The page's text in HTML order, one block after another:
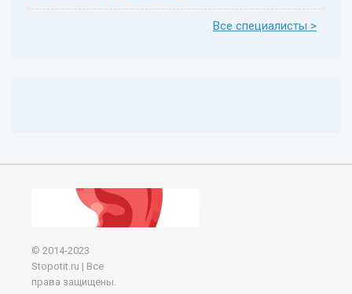
Все специалисты >
© 2014-2023
Stopotit.ru | Все
права защищены.